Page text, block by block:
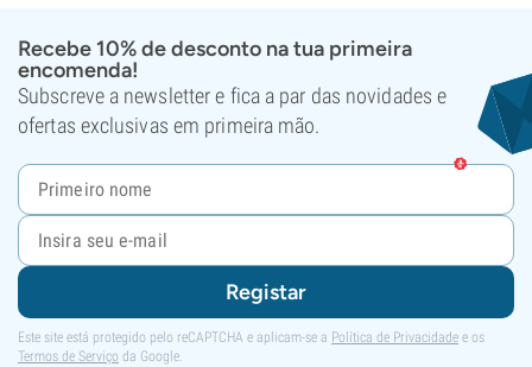
Recebe 10% de desconto na tua primeira
encomenda!
Subscreve a newsletter e fica a par das novidades e
ofertas exclusivas em primeira mão.
Registar
Este site está protegido pelo reCAPTCHA e aplicam-se a Política de Privacidade e os
Termos de Serviço da Google.